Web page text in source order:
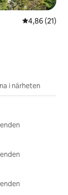
4,86 av 5 i
4,86 (21)
i närheten